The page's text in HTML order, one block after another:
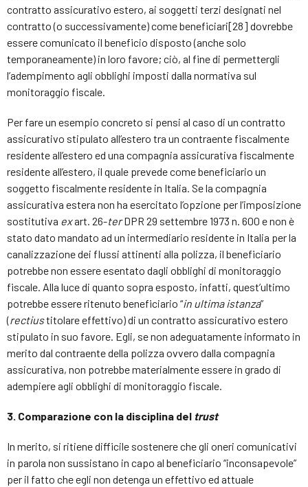
contratto assicurativo estero, ai soggetti terzi designati nel
contratto (o successivamente) come beneficiari[28] dovrebbe
essere comunicato il beneficio disposto (anche solo
temporaneamente) in loro favore; ciò, al fine di permettergli
l’adempimento agli obblighi imposti dalla normativa sul
monitoraggio fiscale.
Per fare un esempio concreto si pensi al caso di un contratto
assicurativo stipulato all’estero tra un contraente fiscalmente
residente all’estero ed una compagnia assicurativa fiscalmente
residente all’estero, il quale prevede come beneficiario un
soggetto fiscalmente residente in Italia. Se la compagnia
assicurativa estera non ha esercitato l’opzione per l’imposizione
sostitutiva exart. 26-terDPR 29 settembre 1973 n. 600 e non è
stato dato mandato ad un intermediario residente in Italia per la
canalizzazione dei flussi attinenti alla polizza, il beneficiario
potrebbe non essere esentato dagli obblighi di monitoraggio
fiscale. Alla luce di quanto sopra esposto, infatti, quest’ultimo
potrebbe essere ritenuto beneficiario “in ultima istanza”
(rectiustitolare effettivo) di un contratto assicurativo estero
stipulato in suo favore. Egli, se non adeguatamente informato in
merito dal contraente della polizza ovvero dalla compagnia
assicurativa, non potrebbe materialmente essere in grado di
adempiere agli obblighi di monitoraggio fiscale.
3. Comparazione con la disciplina del trust
In merito, si ritiene difficile sostenere che gli oneri comunicativi
in parola non sussistano in capo al beneficiario “inconsapevole”
per il fatto che egli non detenga un effettivo ed attuale